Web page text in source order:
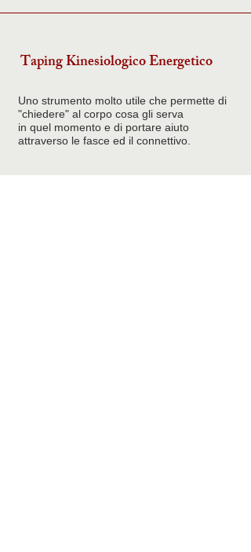
Taping Kinesiologico Energetico
Uno strumento molto utile che permette di
"chiedere" al corpo cosa gli serva
in quel momento e di portare aiuto
attraverso le fasce ed il connettivo.